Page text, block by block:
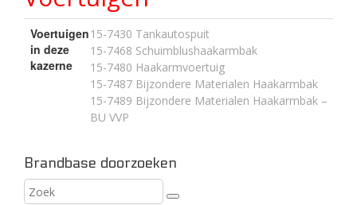
Voertuigen
in deze
kazerne
15-7430 Tankautospuit
15-7468 Schuimblushaakarmbak
15-7480 Haakarmvoertuig
15-7487 Bijzondere Materialen Haakarmbak
15-7489 Bijzondere Materialen Haakarmbak –
BU VVP
Brandbase doorzoeken